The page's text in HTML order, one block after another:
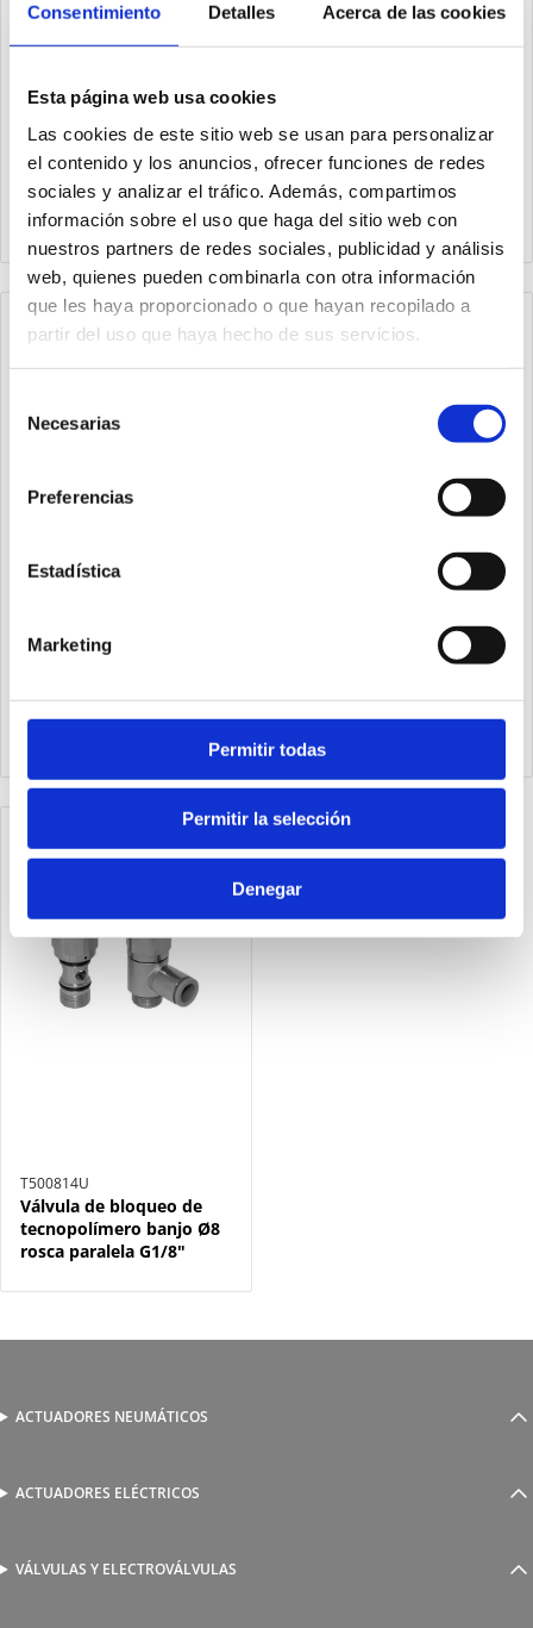
Consentimiento Detalles Acerca de las cookies
Esta página web usa cookies
Las cookies de este sitio web se usan para personalizar
el contenido y los anuncios, ofrecer funciones de redes
sociales y analizar el tráfico. Además, compartimos
información sobre el uso que haga del sitio web con
nuestros partners de redes sociales, publicidad y análisis
web, quienes pueden combinarla con otra información
que les haya proporcionado o que hayan recopilado a
partir del uso que haya hecho de sus servicios.
Necesarias
Preferencias
Estadística
Marketing
Permitir todas
Permitir la selección
Denegar
50418
Válvula corredera con
rosca paralela G1/8"
50A14B
Banjo G1/4" bidireccional
Banjo G1/4"
unidireccional
Válvula de bloqueo de
T500814U
Válvula de bloqueo de
tecnopolímero banjo Ø8
rosca paralela G1/8"
ACTUADORES NEUMÁTICOS
Cilindros neumáticos
Actuadores guiados
Pinzas neumáticas
ACTUADORES ELÉCTRICOS
Serie 1800 de cilindros eléctricos
VÁLVULAS Y ELECTROVÁLVULAS
Accionamiento manual y mecánico